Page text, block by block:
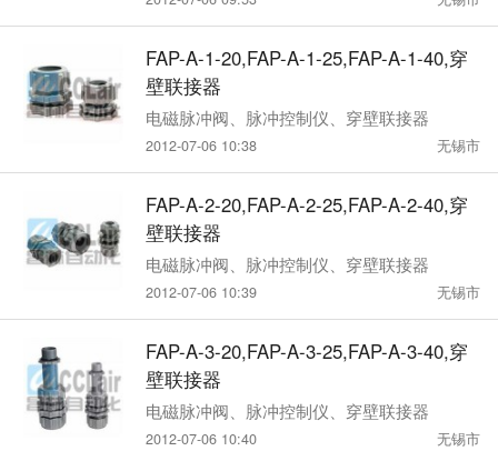
FAP-A-1-20,FAP-A-1-25,FAP-A-1-40,穿
壁联接器
电磁脉冲阀、脉冲控制仪、穿壁联接器
2012-07-06 10:38 无锡市
FAP-A-2-20,FAP-A-2-25,FAP-A-2-40,穿
壁联接器
电磁脉冲阀、脉冲控制仪、穿壁联接器
2012-07-06 10:39 无锡市
FAP-A-3-20,FAP-A-3-25,FAP-A-3-40,穿
壁联接器
电磁脉冲阀、脉冲控制仪、穿壁联接器
2012-07-06 10:40 无锡市